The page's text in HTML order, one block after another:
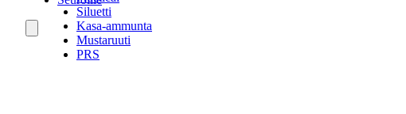
Siluetti
Kasa-ammunta
Mustaruuti
PRS